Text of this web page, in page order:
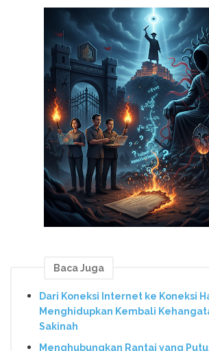
Baca Juga
Dari Koneksi Internet ke Koneksi
Menghidupkan Kembali
Sakinah
Menghubungkan Rantai yang